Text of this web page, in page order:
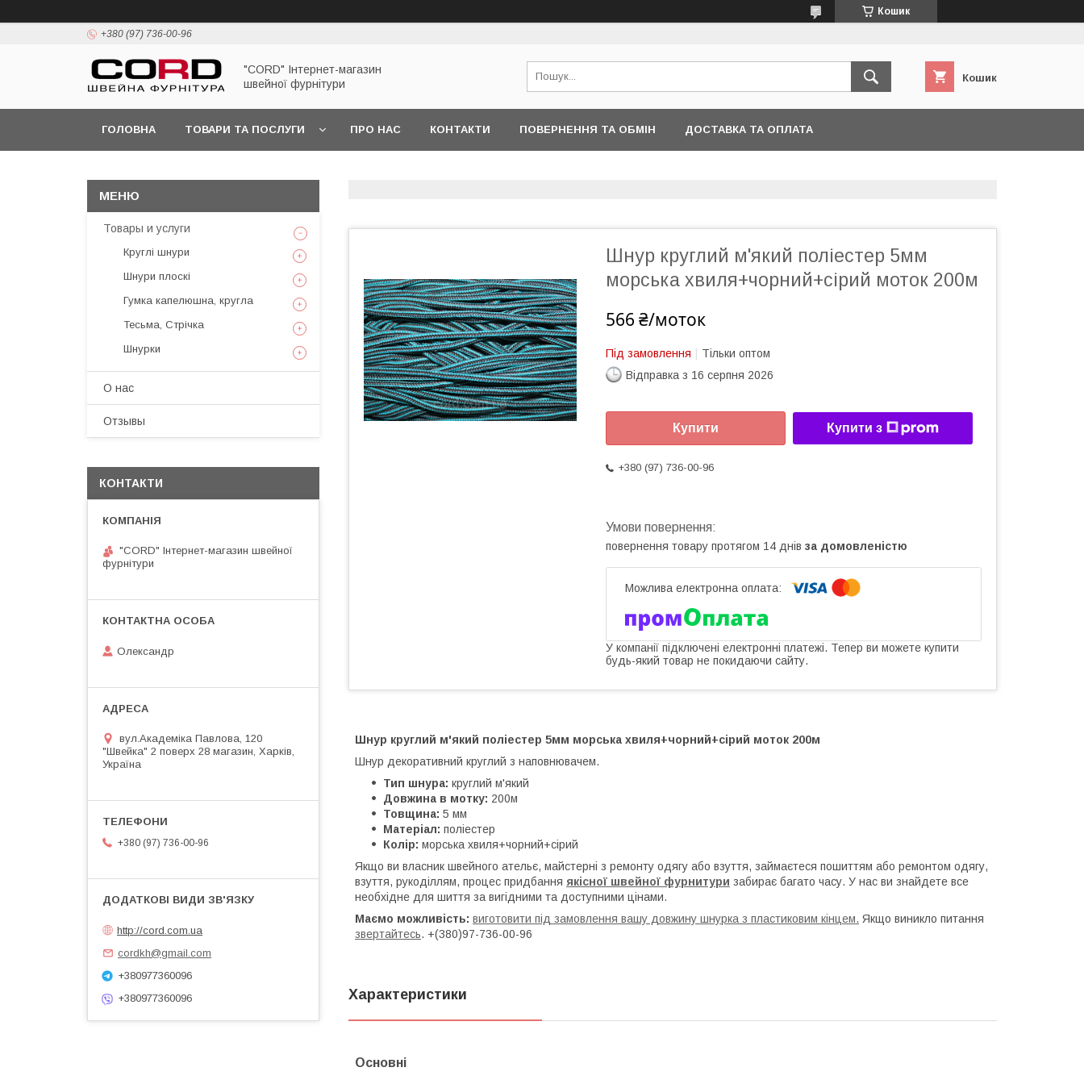
Кошик
+380 (97) 736-00-96
"CORD" Інтернет-магазин
швейної фурнітури
Кошик
ГОЛОВНА ТОВАРИ ТА ПОСЛУГИ ПРО НАС КОНТАКТИ ПОВЕРНЕННЯ ТА ОБМІН ДОСТАВКА ТА ОПЛАТА
Шнур круглий м'який поліестер 5мм
морська хвиля+чорний+сірий моток 200м
566 ₴/моток
Під замовлення
Тільки оптом
Відправка з 16 серпня 2026
Купити Купити з
+380 (97) 736-00-96
повернення товару протягом 14 днів за домовленістю
У компанії підключені електронні платежі. Тепер ви можете купити
будь-який товар не покидаючи сайту.
Шнур круглий м'який поліестер 5мм морська хвиля+чорний+сірий моток 200м
Шнур декоративний круглий з наповнювачем.
Тип шнура: круглий м'який
Довжина в мотку: 200м
Товщина: 5 мм
Матеріал: поліестер
Колір: морська хвиля+чорний+сірий
Якщо ви власник швейного ательє, майстерні з ремонту одягу або взуття, займаєтеся пошиттям або ремонтом одягу,
взуття, рукоділлям, процес придбання якісної швейної фурнитури забирає багато часу. У нас ви знайдете все
необхідне для шиття за вигідними та доступними цінами.
Маємо можливість: виготовити під замовлення вашу довжину шнурка з пластиковим кінцем. Якщо виникло питання
звертайтесь. +(380)97-736-00-96
Характеристики
Основні
Товары и услуги
Круглі шнури
Шнури плоскі
Гумка капелюшна, кругла
Тесьма, Стрічка
Шнурки
О нас
Отзывы
КОНТАКТИ
"CORD" Інтернет-магазин швейної
фурнітури
Олександр
вул.Академіка Павлова, 120
"Швейка" 2 поверх 28 магазин, Харків,
Україна
+380 (97) 736-00-96
http://cord.com.ua
cordkh@gmail.com
+380977360096
+380977360096